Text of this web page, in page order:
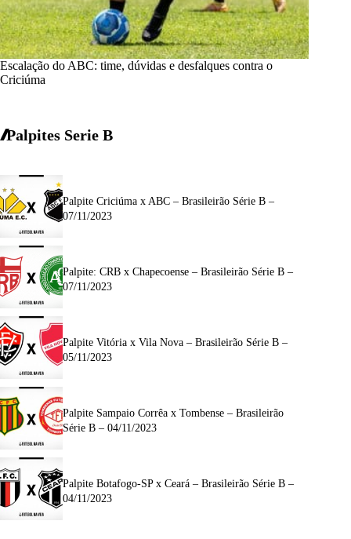
Escalação do ABC: time, dúvidas e desfalques contra o
Criciúma
Palpites Serie B
Palpite Criciúma x ABC – Brasileirão Série B –
07/11/2023
Palpite: CRB x Chapecoense – Brasileirão Série B –
07/11/2023
Palpite Vitória x Vila Nova – Brasileirão Série B –
05/11/2023
Palpite Sampaio Corrêa x Tombense – Brasileirão
Série B – 04/11/2023
Palpite Botafogo-SP x Ceará – Brasileirão Série B –
04/11/2023